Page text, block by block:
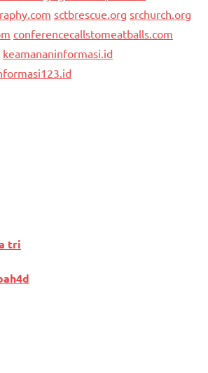
sctbrescue.org srchurch.org
conferencecallstomeatballs.com
keamananinformasi.id
tri